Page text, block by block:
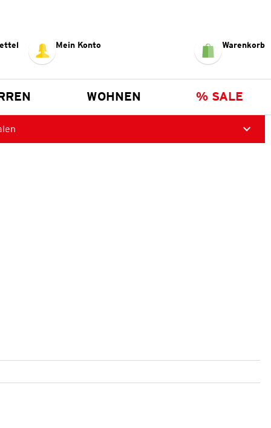
Mein Konto Warenkorb
WOHNEN % SALE